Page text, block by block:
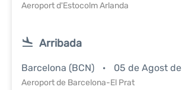
Aeroport d'Estocolm Arlanda
Arribada
Barcelona (BCN) 05 de Agost
Aeroport de Barcelona-El Prat